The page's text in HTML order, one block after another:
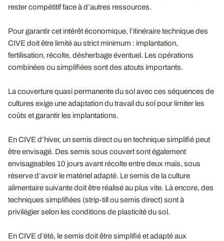
rester compétitif face à d’autres ressources.
Pour garantir cet intérêt économique, l’itinéraire technique des
CIVE doit être limité au strict minimum : implantation,
fertilisation, récolte, désherbage éventuel. Les opérations
combinées ou simplifiées sont des atouts importants.
La couverture quasi permanente du sol avec ces séquences de
cultures exige une adaptation du travail du sol pour limiter les
coûts et garantir les implantations.
En CIVE d’hiver, un semis direct ou en technique simplifié peut
être envisagé. Des semis sous couvert sont également
envisageables 10 jours avant récolte entre deux maïs, sous
réserve d’avoir le matériel adapté. Le semis de la culture
alimentaire suivante doit être réalisé au plus vite. Là encore, des
techniques simplifiées (strip-till ou semis direct) sont à
privilégier selon les conditions de plasticité du sol.
En CIVE d’été, le semis doit être simplifié et adapté aux